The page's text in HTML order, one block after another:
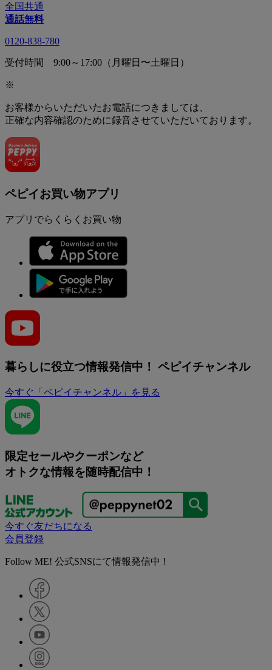
全国共通
通話無料
0120-838-780
受付時間 9:00～17:00（月曜日〜土曜日）
※
お客様からいただいたお電話につきましては、
正確な内容確認のために録音させていただいております。
ペピイお買い物アプリ
アプリでらくらくお買い物
暮らしに役立つ情報発信中！ ペピイチャンネル
今すぐ「ペピイチャンネル」を見る
限定セールやクーポンなど
オトクな情報を随時配信中！
今すぐ友だちになる
会員登録
Follow ME! 公式SNSにて情報発信中 !